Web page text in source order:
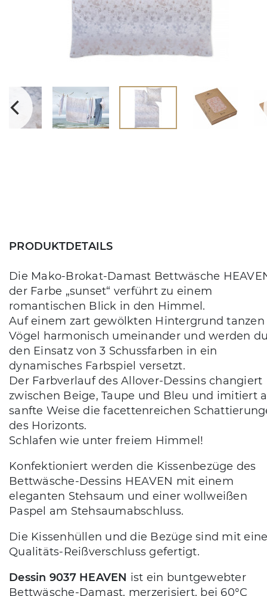
PRODUKTDETAILS
Die Mako-Brokat-Damast Bettwäsche
der Farbe „sunset“ verführt zu einem
romantischen Blick in den Himmel.
Auf einem zart gewölkten Hintergrund tanzen
Vögel harmonisch umeinander und werden
den Einsatz von 3 Schussfarben in ein
dynamisches Farbspiel versetzt.
Der Farbverlauf des Allover-Dessins changiert
zwischen Beige, Taupe und Bleu und imitiert
sanfte Weise die facettenreichen
des Horizonts.
Schlafen wie unter freiem Himmel!
Konfektioniert werden die Kissenbezüge des
Bettwäsche-Dessins HEAVEN mit einem
eleganten Stehsaum und einer wollweißen
Paspel am Stehsaumabschluss.
Die Kissenhüllen und die Bezüge sind mit
Qualitäts-Reißverschluss gefertigt.
Dessin 9037 HEAVEN ist ein buntgewebter
Bettwäsche-Damast, merzerisiert, bei 60°C